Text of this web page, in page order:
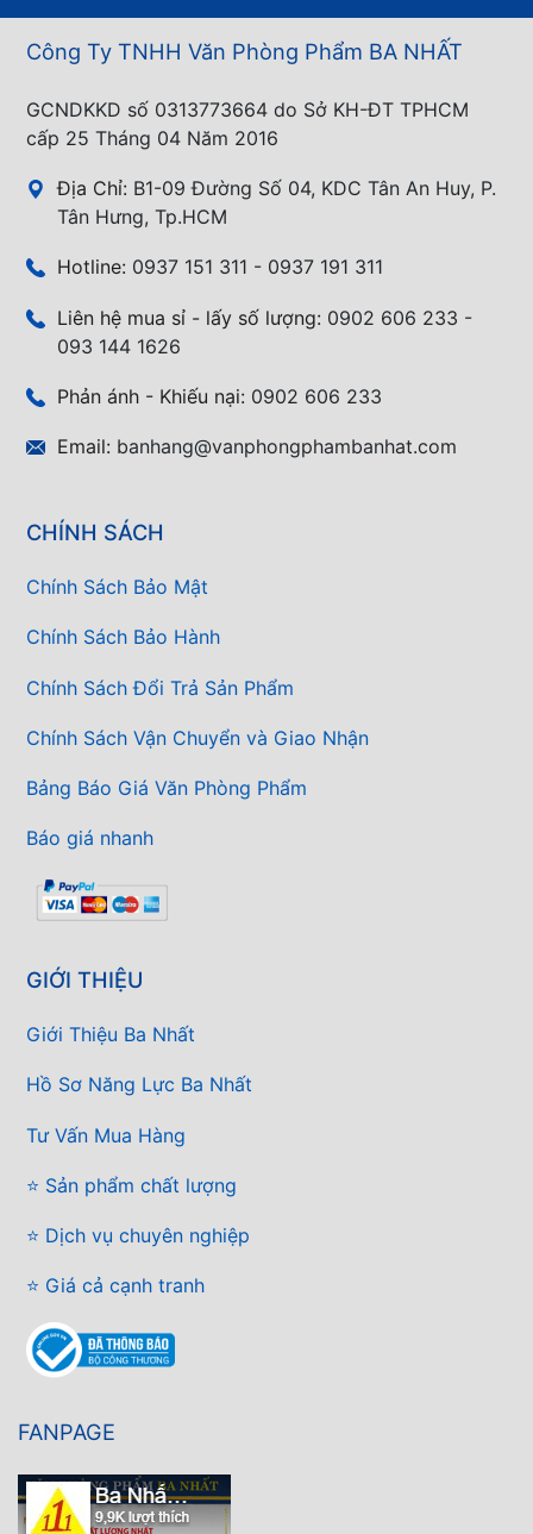
Công Ty TNHH Văn Phòng Phẩm BA NHẤT
GCNDKKD số 0313773664 do Sở KH-ĐT TPHCM
cấp 25 Tháng 04 Năm 2016
Địa Chỉ: B1-09 Đường Số 04, KDC Tân An Huy, P.
Tân Hưng, Tp.HCM
Hotline: 0937 151 311 - 0937 191 311
Liên hệ mua sỉ - lấy số lượng: 0902 606 233 -
093 144 1626
Phản ánh - Khiếu nại: 0902 606 233
Email: banhang@vanphongphambanhat.com
CHÍNH SÁCH
Chính Sách Bảo Mật
Chính Sách Bảo Hành
Chính Sách Đổi Trả Sản Phẩm
Chính Sách Vận Chuyển và Giao Nhận
Bảng Báo Giá Văn Phòng Phẩm
Báo giá nhanh
GIỚI THIỆU
Giới Thiệu Ba Nhất
Hồ Sơ Năng Lực Ba Nhất
Tư Vấn Mua Hàng
⭐ Sản phẩm chất lượng
⭐ Dịch vụ chuyên nghiệp
⭐ Giá cả cạnh tranh
FANPAGE